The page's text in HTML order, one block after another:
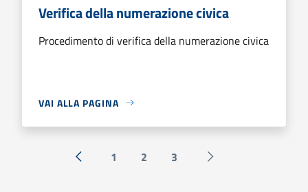
Verifica della numerazione civica
Procedimento di verifica della numerazione civica
VAI ALLA PAGINA
« Precedente
1 2 3 Successiva »